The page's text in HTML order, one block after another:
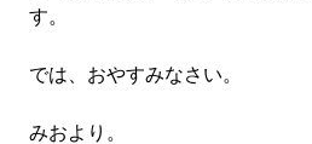
す。
では、おやすみなさい。
みおより。